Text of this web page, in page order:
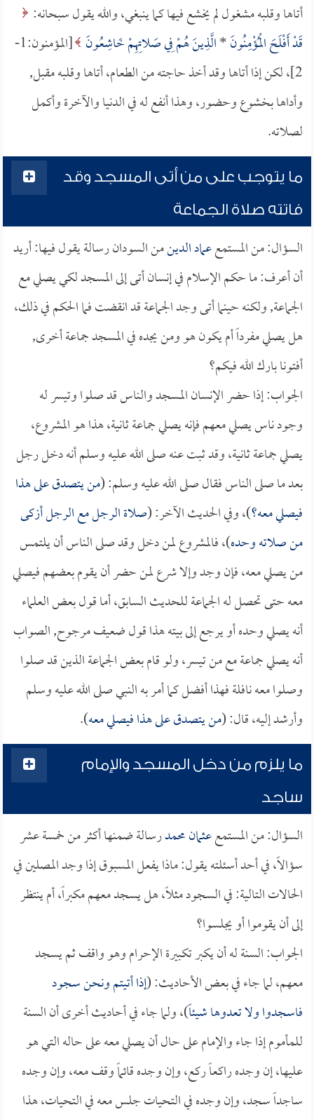
أتاها وقلبه مشغول لم يخشع فيها كما ينبغي، والله يقول سبحانه:
قَدْ أَفْلَحَ الْمُؤْمِنُونَ*الَّذِينَ هُمْ فِي صَلاتِهِمْ خَاشِعُونَ
[المؤمنون:1-
2]، لكن إذا أتاها وقد أخذ حاجته من الطعام، أتاها وقلبه مقبل,
وأداها بخشوع وحضور، وهذا أنفع له في الدنيا والآخرة وأكمل
لصلاته.
ما يتوجب على من أتى المسجد وقد
فاتته صلاة الجماعة
السؤال: من المستمععماد الدينمن السودان رسالة يقول فيها: أريد
أن أعرف: ما حكم الإسلام في إنسان أتى إلى المسجد لكي يصلي مع
الجماعة, ولكنه حينما أتى وجد الجماعة قد انقضت فما الحكم في ذلك،
هل يصلي مفرداً أم يكون هو ومن يجده في المسجد جماعة أخرى,
أفتونا بارك الله فيكم؟
الجواب: إذا حضر الإنسان المسجد والناس قد صلوا وتيسر له
وجود ناس يصلي معهم فإنه يصلي جماعة ثانية، هذا هو المشروع،
يصلي جماعة ثانية، وقد ثبت عنه صلى الله عليه وسلم أنه دخل رجل
بعد ما صلى الناس فقال صلى الله عليه وسلم: (من يتصدق على هذا
فيصلي معه؟)، وفي الحديث الآخر: (صلاة الرجل مع الرجل أزكى
من صلاته وحده)، فالمشروع لمن دخل وقد صلى الناس أن يلتمس
من يصلي معه، فإن وجد وإلا شرع لمن حضر أن يقوم بعضهم فيصلي
معه حتى تحصل له الجماعة للحديث السابق، أما قول بعض العلماء
أنه يصلي وحده أو يرجع إلى بيته هذا قول ضعيف مرجوح, الصواب
أنه يصلي جماعة مع من تيسر، ولو قام بعض الجماعة الذين قد صلوا
وصلوا معه نافلة فهذا أفضل كما أمر به النبي صلى الله عليه وسلم
وأرشد إليه، قال: (من يتصدق على هذا فيصلي معه).
ما يلزم من دخل المسجد والإمام
ساجد
السؤال: من المستمععثمان محمدرسالة ضمنها أكثر من خمسة عشر
سؤالاً، في أحد أسئلته يقول: ماذا يفعل المسبوق إذا وجد المصلين في
الحالات التالية: في السجود مثلاً، هل يسجد معهم مكبراً، أم ينتظر
إلى أن يقوموا أو يجلسوا؟
الجواب: السنة له أن يكبر تكبيرة الإحرام وهو واقف ثم يسجد
معهم، لما جاء في بعض الأحاديث: (إذا أتيتم ونحن سجود
فاسجدوا ولا تعدوها شيئاً)، ولما جاء في أحاديث أخرى أن السنة
للمأموم إذا جاء والإمام على حال أن يصلي معه على حاله التي هو
عليها، إن وجده راكعاً ركع، وإن وجده قائماً وقف معه، وإن وجده
ساجداً سجد، وإن وجده في التحيات جلس معه في التحيات، هذا